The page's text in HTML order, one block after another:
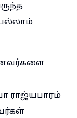
ராஜ்யபாரம்